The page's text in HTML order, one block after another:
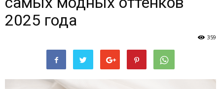
2025 года
359